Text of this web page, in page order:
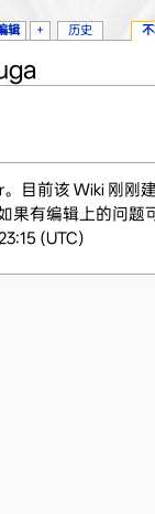
。目前该 Wiki 刚刚
果有编辑上的问题
(UTC)
辑 + 历史